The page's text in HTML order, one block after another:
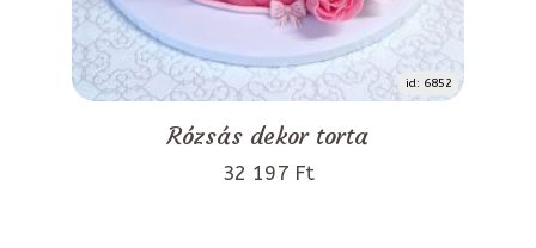
id: 6852
Rózsás dekor torta
32 197 Ft